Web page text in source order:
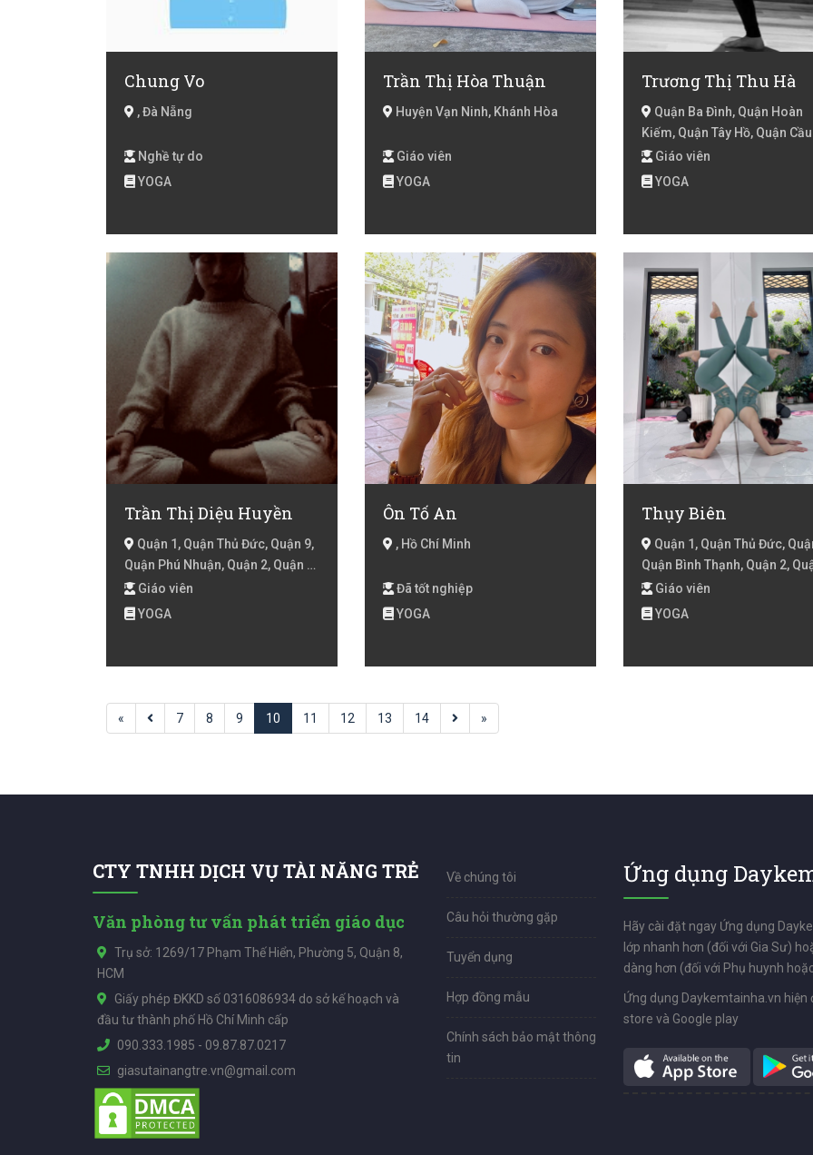
Chung Vo
, Đà Nẵng
Nghề tự do
YOGA
Trần Thị Hòa Thuận
Huyện Vạn Ninh, Khánh Hòa
Giáo viên
YOGA
Trương Thị Thu Hà
Quận Ba Đình, Quận Hoàn
Kiếm, Quận Tây Hồ, Quận Cầu
Giấy, Quận Đống Đa, Quận Hai
Trưng, Quận Hoàng Mai, Quận
Giáo viên
YOGA
Trần Thị Diệu Huyền
Quận 1, Quận Thủ Đức, Quận 9,
Quận Phú Nhuận, Quận 2, Quận 3,
Hồ Chí Minh
Giáo viên
YOGA
Ôn Tố An
, Hồ Chí Minh
Đã tốt nghiệp
YOGA
Thụy Biên
Quận 1, Quận Thủ Đức,
Quận Bình Thạnh, Quận 2,
Hồ Chí Minh
Giáo viên
YOGA
« 7 8 9 10 11 12 13 14 »
CTY TNHH DỊCH VỤ TÀI NĂNG TRẺ
Văn phòng tư vấn phát triển giáo dục
Trụ sở: 1269/17 Phạm Thế Hiển, Phường 5, Quận 8,
HCM
Giấy phép ĐKKD số 0316086934 do sở kế hoạch và
đầu tư thành phố Hồ Chí Minh cấp
090.333.1985 - 09.87.87.0217
giasutainangtre.vn@gmail.com
Về chúng tôi
Câu hỏi thường gặp
Tuyển dụng
Hợp đồng mẫu
Chính sách bảo mật thông
tin
Ứng dụng
Hãy cài đặt ngay Ứng dụng
lớp nhanh hơn (đối với Gia Sư)
dàng hơn (đối với Phụ huynh
Ứng dụng Daykemtainha.vn
store và Google play